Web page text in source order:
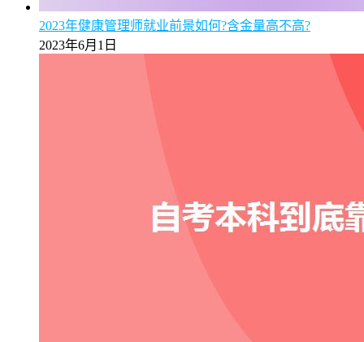
2023年健康管理师就业前景如何?含金量高不高?
2023年6月1日